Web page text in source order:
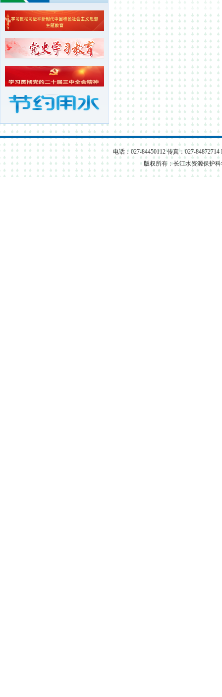
长江水资源保护科学研究所...
长江水利委员会长江水资源...
武汉长江水资源保护科技咨...
电话：027-84450112 传真：027-
版权所有：长江水资源保护